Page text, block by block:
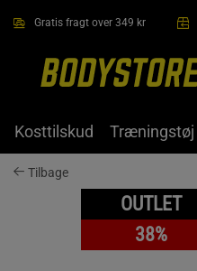
Gratis fragt over 349 kr
Kosttilskud Træningstøj
Tilbage
OUTLET
38%